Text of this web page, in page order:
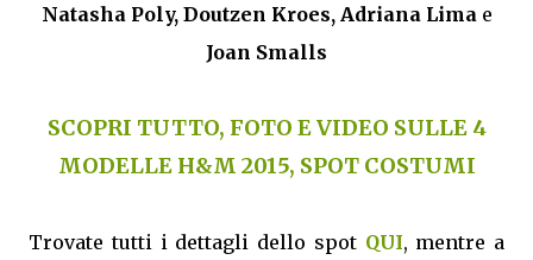
Natasha Poly, Doutzen Kroes, Adriana Lima e
Joan Smalls
SCOPRI TUTTO, FOTO E VIDEO SULLE 4
MODELLE H&M 2015, SPOT COSTUMI
Trovate tutti i dettagli dello spot QUI, mentre a